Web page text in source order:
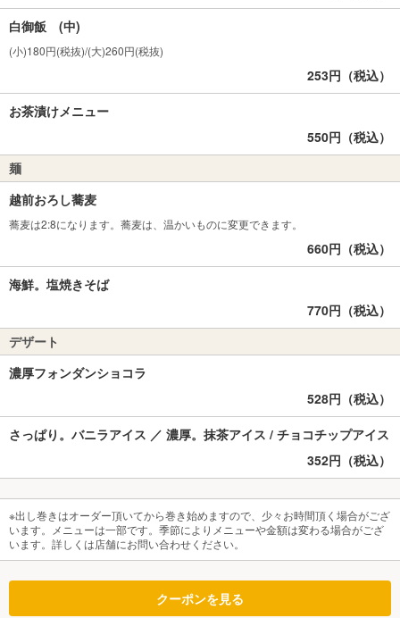
白御飯 (中)
(小)180円(税抜)/(大)260円(税抜)
253円（税込）
お茶漬けメニュー
550円（税込）
麺
越前おろし蕎麦
蕎麦は2:8になります。蕎麦は、温かいものに変更できます。
660円（税込）
海鮮。塩焼きそば
770円（税込）
デザート
濃厚フォンダンショコラ
528円（税込）
さっぱり。バニラアイス ／ 濃厚。抹茶アイス / チョコチップアイス
352円（税込）
※出し巻きはオーダー頂いてから巻き始めますので、少々お時間頂く場合がござ
います。メニューは一部です。季節によりメニューや金額は変わる場合がござ
います。詳しくは店舗にお問い合わせください。
クーポンを見る